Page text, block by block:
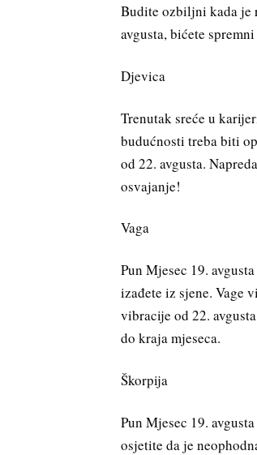
Budite ozbiljni kada je
avgusta, bićete
Djevica
Trenutak sreće u
budućnosti treba biti
od 22. avgusta.
osvajanje!
Vaga
Pun Mjesec 19.
izađete iz sjene. Vage
vibracije od 22.
do kraja mjeseca.
Škorpija
Pun Mjesec 19.
osjetite da je